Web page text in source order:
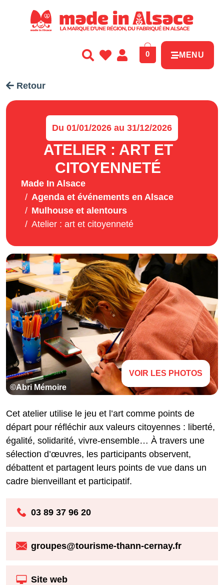
0 MENU
Retour
Du 01/01/2026 au 31/12/2026
ATELIER : ART ET
CITOYENNETÉ
Made In Alsace
Agenda et événements en Alsace
Mulhouse et alentours
Atelier : art et citoyenneté
©Abri Mémoire
VOIR LES PHOTOS
Cet atelier utilise le jeu et l’art comme points de
départ pour réfléchir aux valeurs citoyennes : liberté,
égalité, solidarité, vivre-ensemble… À travers une
sélection d’œuvres, les participants observent,
débattent et partagent leurs points de vue dans un
cadre bienveillant et participatif.
03 89 37 96 20
groupes@tourisme-thann-cernay.fr
Site web